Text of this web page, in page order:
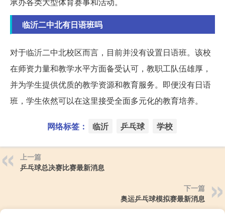
临沂二中北有日语班吗
对于临沂二中北校区而言，目前并没有设置日语班。该校
在师资力量和教学水平方面备受认可，教职工队伍雄厚，
并为学生提供优质的教学资源和教育服务。即便没有日语
班，学生依然可以在这里接受全面多元化的教育培养。
网络标签： 临沂 乒乓球 学校
上一篇
乒乓球总决赛比赛最新消息
下一篇
奥运乒乓球模拟赛最新消息